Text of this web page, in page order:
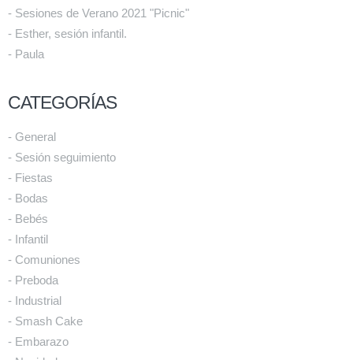
- Sesiones de Verano 2021 "Picnic"
- Esther, sesión infantil.
- Paula
CATEGORÍAS
- General
- Sesión seguimiento
- Fiestas
- Bodas
- Bebés
- Infantil
- Comuniones
- Preboda
- Industrial
- Smash Cake
- Embarazo